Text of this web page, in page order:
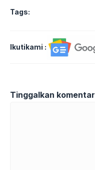
Tags:
Ikutikami :
Tinggalkan komentar